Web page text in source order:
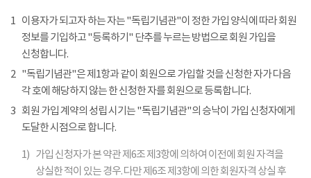
1 이용자가 되고자 하는 자는 "독립기념관"이 정한 가입 양식에 따라 회원
정보를 기입하고 "등록하기" 단추를 누르는 방법으로 회원 가입을
신청합니다.
2 "독립기념관"은 제1항과 같이 회원으로 가입할 것을 신청한 자가 다음
각 호에 해당하지 않는 한 신청한 자를 회원으로 등록합니다.
3 회원 가입 계약의 성립 시기는 "독립기념관"의 승낙이 가입 신청자에게
도달한 시점으로 합니다.
1) 가입 신청자가 본 약관 제6조 제3항에 의하여 이전에 회원 자격을
상실한 적이 있는 경우. 다만 제6조 제3항에 의한 회원자격 상실 후